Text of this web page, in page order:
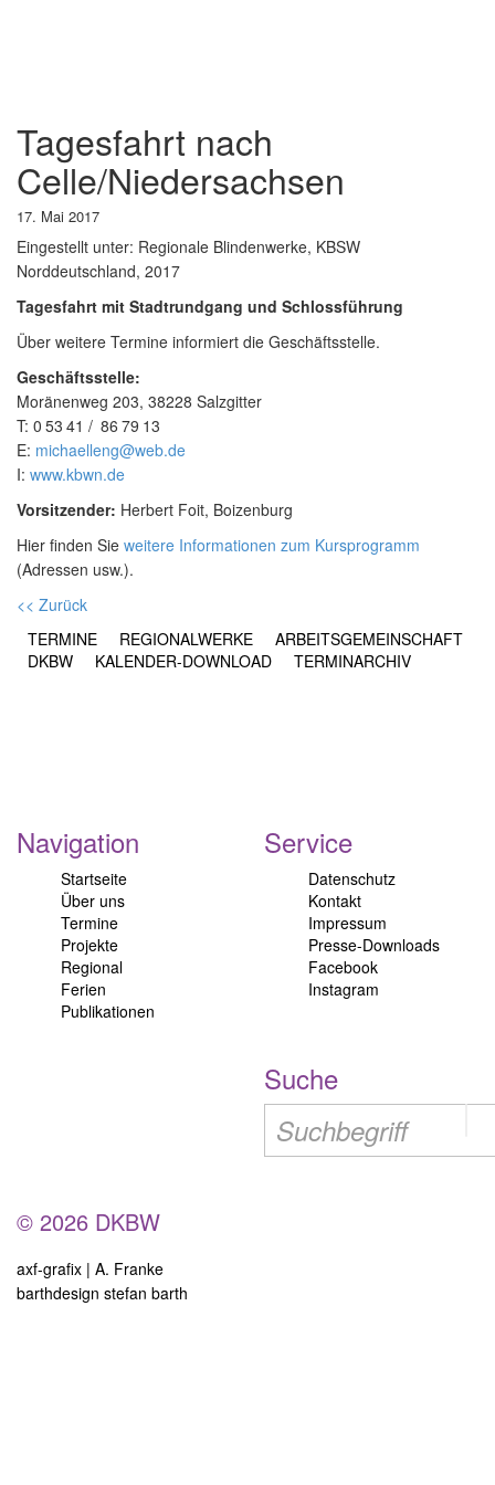
Tagesfahrt nach
Celle/Niedersachsen
17. Mai 2017
Eingestellt unter: Regionale Blindenwerke, KBSW
Norddeutschland, 2017
Tagesfahrt mit Stadtrundgang und Schlossführung
Über weitere Termine informiert die Geschäftsstelle.
Geschäftsstelle:
Moränenweg 203, 38228 Salzgitter
T: 0 53 41 86 79 13
E: michaelleng@web.de
I: www.kbwn.de
Vorsitzender: Herbert Foit, Boizenburg
Hier finden Sie weitere Informationen zum Kursprogramm
(Adressen usw.).
<< Zurück
TERMINE
REGIONALWERKE
ARBEITSGEMEINSCHAFT
DKBW
KALENDER-DOWNLOAD TERMINARCHIV
Navigation
Startseite
Über uns
Termine
Projekte
Regional
Ferien
Publikationen
Service
Datenschutz
Kontakt
Impressum
Presse-Downloads
Facebook
Instagram
Suche
© 2026 DKBW
axf-grafix | A. Franke
barthdesign stefan barth